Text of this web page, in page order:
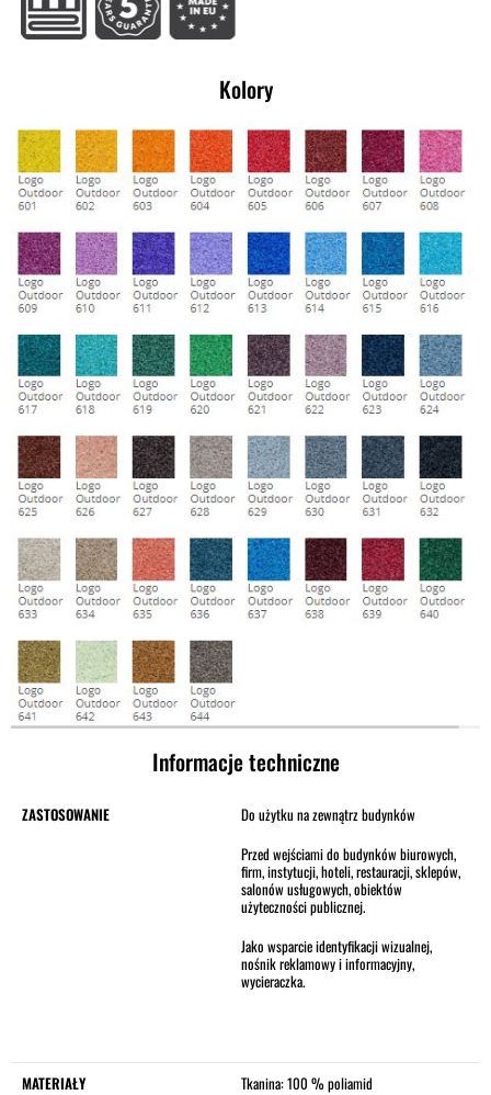
Kolory
Informacje techniczne
ZASTOSOWANIE
Do użytku na zewnątrz budynków
Przed wejściami do budynków biurowych,
firm, instytucji, hoteli, restauracji, sklepów,
salonów usługowych, obiektów
użyteczności publicznej.
Jako wsparcie identyfikacji wizualnej,
nośnik reklamowy i informacyjny,
wycieraczka.
MATERIAŁY
Tkanina: 100 % poliamid